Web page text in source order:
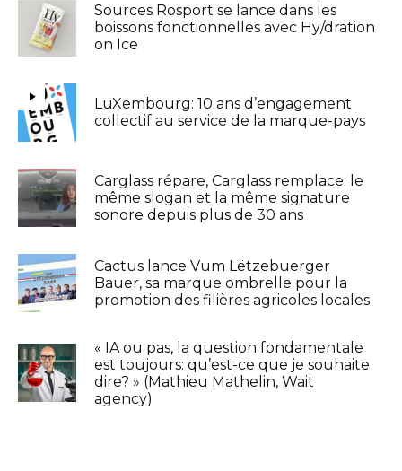
Sources Rosport se lance dans les
boissons fonctionnelles avec Hy/dration
on Ice
LuXembourg: 10 ans d’engagement
collectif au service de la marque-pays
Carglass répare, Carglass remplace: le
même slogan et la même signature
sonore depuis plus de 30 ans
Cactus lance Vum Lëtzebuerger
Bauer, sa marque ombrelle pour la
promotion des filières agricoles locales
« IA ou pas, la question fondamentale
est toujours: qu’est-ce que je souhaite
dire? » (Mathieu Mathelin, Wait
agency)